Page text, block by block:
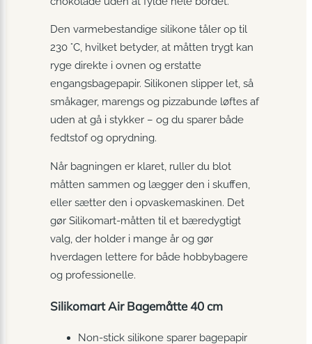
Den varmebestandige silikone tåler op til
230 °C, hvilket betyder, at måtten trygt kan
ryge direkte i ovnen og erstatte
engangsbagepapir. Silikonen slipper let, så
småkager, marengs og pizzabunde løftes af
uden at gå i stykker – og du sparer både
fedtstof og oprydning.
Når bagningen er klaret, ruller du blot
måtten sammen og lægger den i skuffen,
eller sætter den i opvaskemaskinen. Det
gør Silikomart-måtten til et bæredygtigt
valg, der holder i mange år og gør
hverdagen lettere for både hobbybagere
og professionelle.
Silikomart Air Bagemåtte 40 cm
Non-stick silikone sparer bagepapir